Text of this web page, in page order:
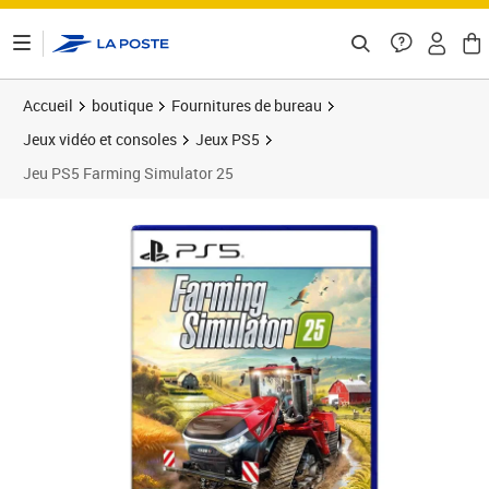
Accueil boutique
Fournitures de bureau
Jeux vidéo et consoles
Jeux PS5
Jeu PS5 Farming Simulator 25